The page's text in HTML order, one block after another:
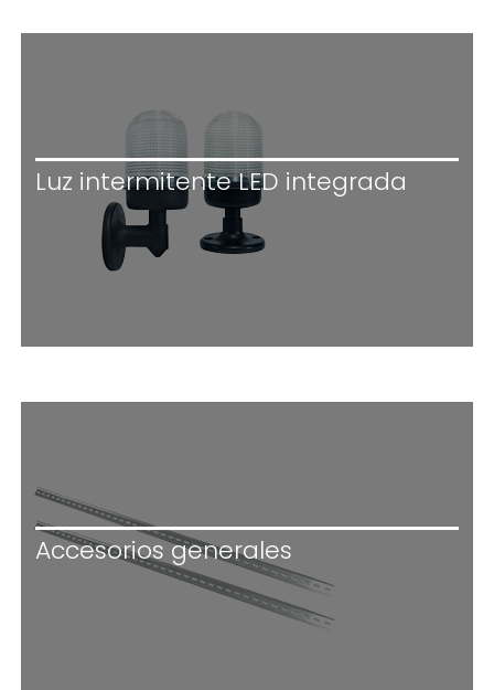
Luz intermitente LED integrada
Accesorios generales